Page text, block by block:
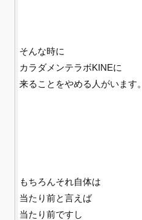
そんな時に
カラダメンテラボKINEに
来ることをやめる人がいます。
もちろんそれ自体は
当たり前と言えば
当たり前ですし